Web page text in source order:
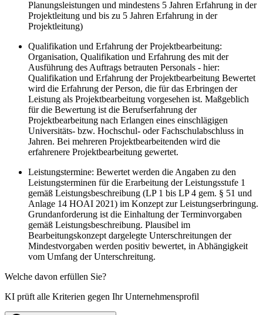
Planungsleistungen und mindestens 5 Jahren Erfahrung in der
Projektleitung und bis zu 5 Jahren Erfahrung in der
Projektleitung)
Qualifikation und Erfahrung der Projektbearbeitung:
Organisation, Qualifikation und Erfahrung des mit der
Ausführung des Auftrags betrauten Personals - hier:
Qualifikation und Erfahrung der Projektbearbeitung Bewertet
wird die Erfahrung der Person, die für das Erbringen der
Leistung als Projektbearbeitung vorgesehen ist. Maßgeblich
für die Bewertung ist die Berufserfahrung der
Projektbearbeitung nach Erlangen eines einschlägigen
Universitäts- bzw. Hochschul- oder Fachschulabschluss in
Jahren. Bei mehreren Projektbearbeitenden wird die
erfahrenere Projektbearbeitung gewertet.
Leistungstermine: Bewertet werden die Angaben zu den
Leistungsterminen für die Erarbeitung der Leistungsstufe 1
gemäß Leistungsbeschreibung (LP 1 bis LP 4 gem. § 51 und
Anlage 14 HOAI 2021) im Konzept zur Leistungserbringung.
Grundanforderung ist die Einhaltung der Terminvorgaben
gemäß Leistungsbeschreibung. Plausibel im
Bearbeitungskonzept dargelegte Unterschreitungen der
Mindestvorgaben werden positiv bewertet, in Abhängigkeit
vom Umfang der Unterschreitung.
Welche davon erfüllen Sie?
KI prüft alle Kriterien gegen Ihr Unternehmensprofil